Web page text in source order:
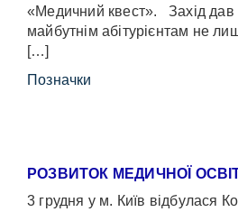
«Медичний квест». Захід дав
майбутнім абітурієнтам не
[…]
Позначки
РОЗВИТОК МЕДИЧНОЇ
3 грудня у м. Київ відбулася